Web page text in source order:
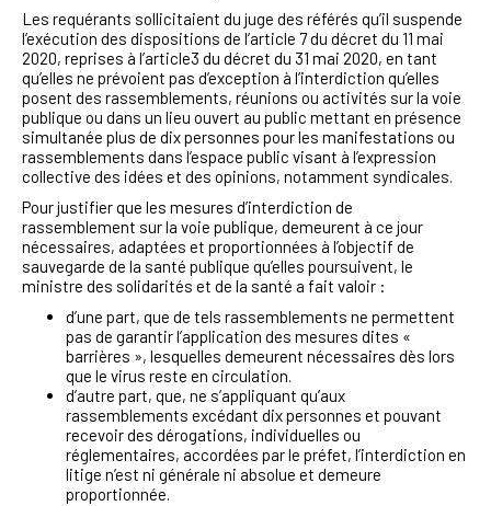
Les requérants sollicitaient du juge des référés qu’il suspende
l’exécution des dispositions de l’article 7 du décret du 11 mai
2020, reprises à l’article3 du décret du 31 mai 2020, en tant
qu’elles ne prévoient pas d’exception à l’interdiction qu’elles
posent des rassemblements, réunions ou activités sur la voie
publique ou dans un lieu ouvert au public mettant en présence
simultanée plus de dix personnes pour les manifestations ou
rassemblements dans l’espace public visant à l’expression
collective des idées et des opinions, notamment syndicales.
Pour justifier que les mesures d’interdiction de
rassemblement sur la voie publique, demeurent à ce jour
nécessaires, adaptées et proportionnées à l’objectif de
sauvegarde de la santé publique qu’elles poursuivent, le
ministre des solidarités et de la santé a fait valoir :
d’une part, que de tels rassemblements ne permettent
pas de garantir l’application des mesures dites «
barrières », lesquelles demeurent nécessaires dès lors
que le virus reste en circulation.
d’autre part, que, ne s’appliquant qu’aux
rassemblements excédant dix personnes et pouvant
recevoir des dérogations, individuelles ou
réglementaires, accordées par le préfet, l’interdiction en
litige n’est ni générale ni absolue et demeure
proportionnée.